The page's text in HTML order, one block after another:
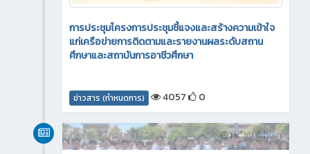
การประชุมโครงการประชุมชี้แจงและสร้างความเข้าใจ
แก่เครือข่ายการติดตามและรายงานผลระดับสถาน
ศึกษาและสถาบันการอาชีวศึกษา
ข่าวสาร (กำหนดการ) 4057 0
1 เดือน ที่ผ่านมา
กิจกรรมภายใน